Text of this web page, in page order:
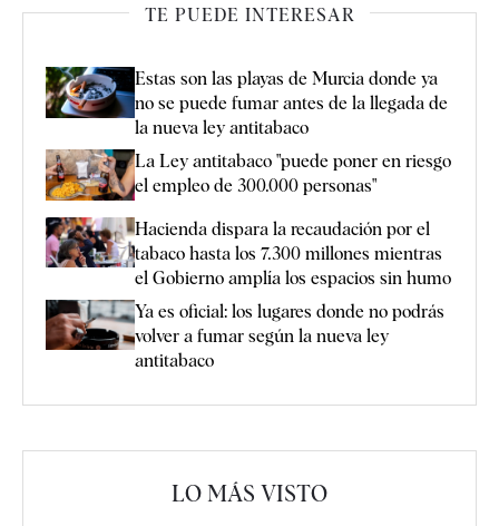
TE PUEDE INTERESAR
Estas son las playas de Murcia donde ya
no se puede fumar antes de la llegada de
la nueva ley antitabaco
La Ley antitabaco "puede poner en riesgo
el empleo de 300.000 personas"
Hacienda dispara la recaudación por el
tabaco hasta los 7.300 millones mientras
el Gobierno amplía los espacios sin humo
Ya es oficial: los lugares donde no podrás
volver a fumar según la nueva ley
antitabaco
LO MÁS VISTO